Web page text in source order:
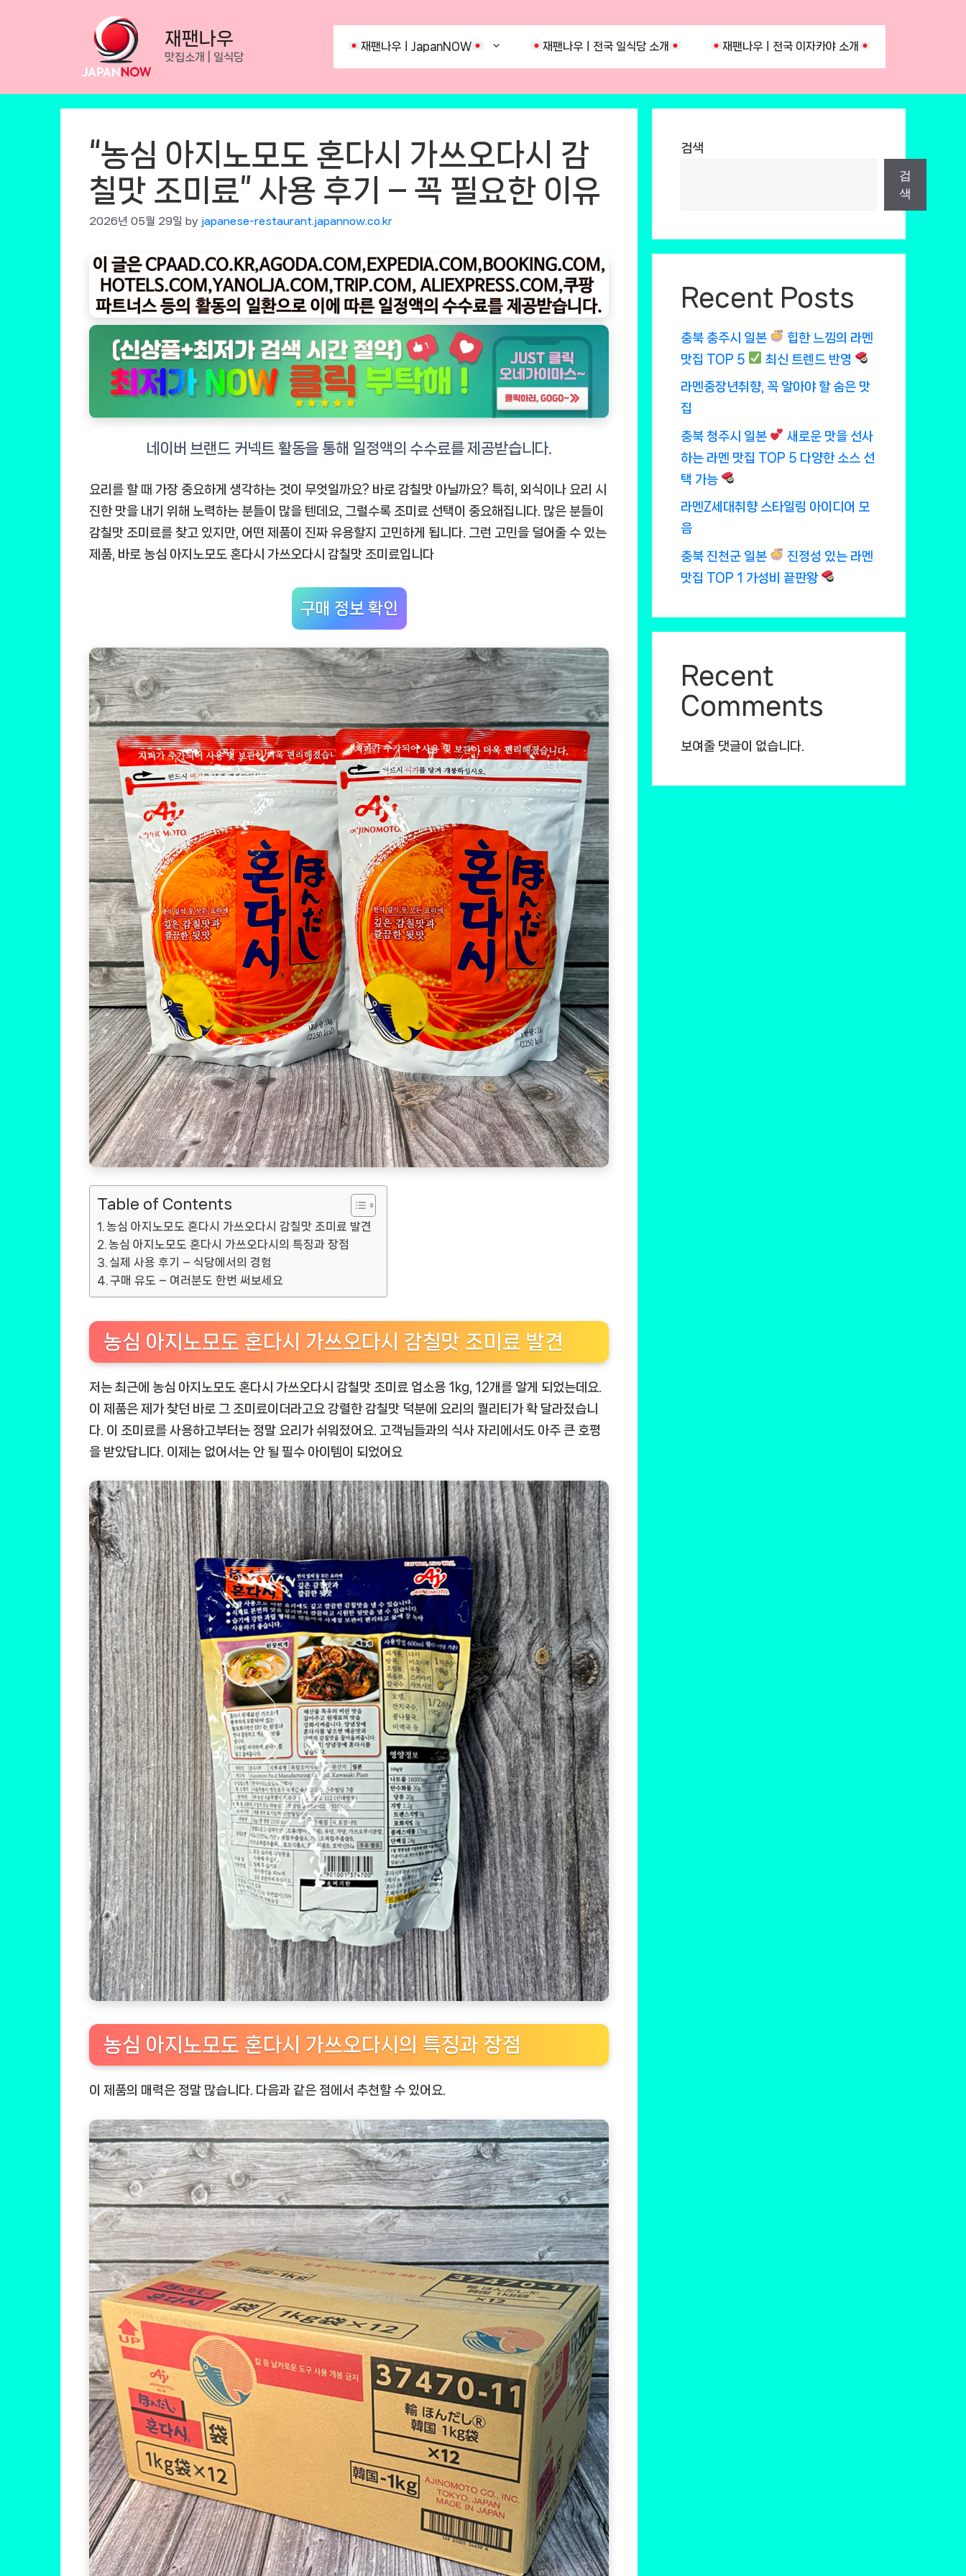
재팬나우
맛집소개 | 일식당
재팬나우ㅣJapanNOW 재팬나우ㅣ전국 일식당 소개 재팬나우ㅣ전국 이자카야 소개
“농심 아지노모도 혼다시 가쓰오다시 감
칠맛 조미료” 사용 후기 – 꼭 필요한 이유
2026년 05월 29일 by japanese-restaurant.japannow.co.kr
요리를 할 때 가장 중요하게 생각하는 것이 무엇일까요? 바로 감칠맛 아닐까요? 특히, 외식이나 요리 시
진한 맛을 내기 위해 노력하는 분들이 많을 텐데요, 그럴수록 조미료 선택이 중요해집니다. 많은 분들이
감칠맛 조미료를 찾고 있지만, 어떤 제품이 진짜 유용할지 고민하게 됩니다. 그런 고민을 덜어줄 수 있는
제품, 바로 농심 아지노모도 혼다시 가쓰오다시 감칠맛 조미료입니다
구매 정보 확인
Table of Contents
농심 아지노모도 혼다시 가쓰오다시 감칠맛 조미료 발견
농심 아지노모도 혼다시 가쓰오다시의 특징과 장점
실제 사용 후기 – 식당에서의 경험
구매 유도 – 여러분도 한번 써보세요
농심 아지노모도 혼다시 가쓰오다시 감칠맛 조미료 발견
저는 최근에 농심 아지노모도 혼다시 가쓰오다시 감칠맛 조미료 업소용 1kg, 12개를 알게 되었는데요.
이 제품은 제가 찾던 바로 그 조미료이더라고요 강렬한 감칠맛 덕분에 요리의 퀄리티가 확 달라졌습니
다. 이 조미료를 사용하고부터는 정말 요리가 쉬워졌어요. 고객님들과의 식사 자리에서도 아주 큰 호평
을 받았답니다. 이제는 없어서는 안 될 필수 아이템이 되었어요
농심 아지노모도 혼다시 가쓰오다시의 특징과 장점
이 제품의 매력은 정말 많습니다. 다음과 같은 점에서 추천할 수 있어요.
검색
검
색
Recent Posts
충북 충주시 일본
힙한 느낌의 라멘
맛집 TOP 5
최신 트렌드 반영
라멘중장년취향, 꼭 알아야 할 숨은 맛
집
충북 청주시 일본
새로운 맛을 선사
하는 라멘 맛집 TOP 5 다양한 소스 선
택 가능
라멘Z세대취향 스타일링 아이디어 모
음
충북 진천군 일본
진정성 있는 라멘
맛집 TOP 1 가성비 끝판왕
Recent
Comments
보여줄 댓글이 없습니다.